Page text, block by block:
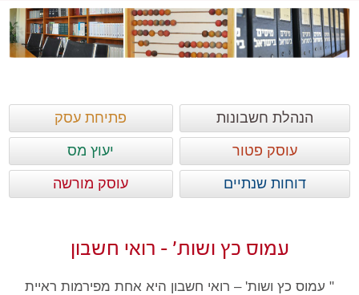
הנהלת חשבונות פתיחת עסק
עוסק פטור יעוץ מס
דוחות שנתיים עוסק מורשה
עמוס כץ ושות' – רואי חשבון
" עמוס כץ ושות' – רואי חשבון היא אחת מפירמות ראיית